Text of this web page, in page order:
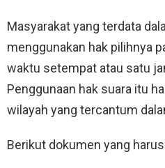
Masyarakat yang terdata
menggunakan hak pilihnya
waktu setempat atau satu
Penggunaan hak suara itu
wilayah yang tercantum
Berikut dokumen yang